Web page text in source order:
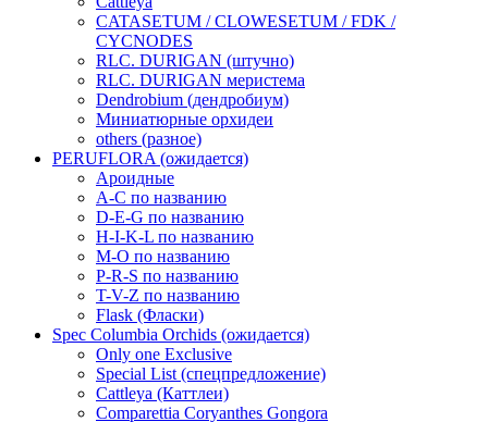
CATASETUM / CLOWESETUM / FDK /
CYCNODES
RLC. DURIGAN (штучно)
RLC. DURIGAN меристема
Dendrobium (дендробиум)
Миниатюрные орхидеи
others (разное)
PERUFLORA (ожидается)
Ароидные
A-C по названию
D-E-G по названию
H-I-K-L по названию
M-O по названию
P-R-S по названию
T-V-Z по названию
Flask (Фласки)
Spec Columbia Orchids (ожидается)
Only one Exclusive
Special List (спецпредложение)
Cattleya (Каттлеи)
Comparettia Coryanthes Gongora